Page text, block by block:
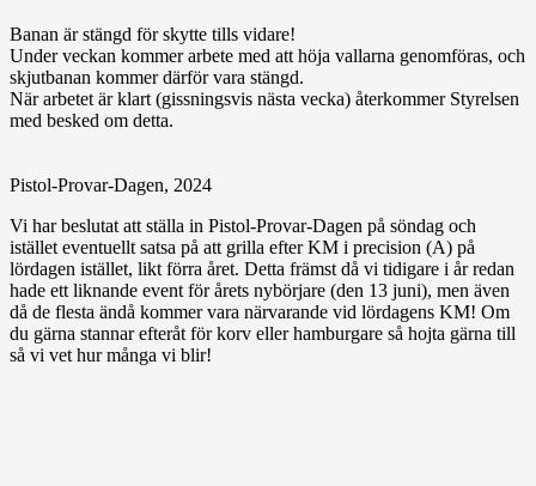
Banan är stängd för skytte tills vidare!
Under veckan kommer arbete med att höja vallarna genomföras, och
skjutbanan kommer därför vara stängd.
När arbetet är klart (gissningsvis nästa vecka) återkommer Styrelsen
med besked om detta.
Pistol-Provar-Dagen, 2024
Vi har beslutat att ställa in Pistol-Provar-Dagen på söndag och
istället eventuellt satsa på att grilla efter KM i precision (A) på
lördagen istället, likt förra året. Detta främst då vi tidigare i år redan
hade ett liknande event för årets nybörjare (den 13 juni), men även
då de flesta ändå kommer vara närvarande vid lördagens KM! Om
du gärna stannar efteråt för korv eller hamburgare så hojta gärna till
så vi vet hur många vi blir!